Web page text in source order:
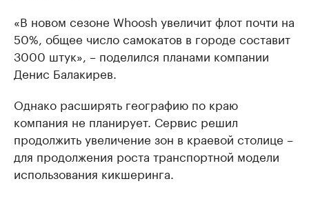
«В новом сезоне Whoosh увеличит флот почти на
50%, общее число самокатов в городе составит
3000 штук», – поделился планами компании
Денис Балакирев.
Однако расширять географию по краю
компания не планирует. Сервис решил
продолжить увеличение зон в краевой столице –
для продолжения роста транспортной модели
использования кикшеринга.